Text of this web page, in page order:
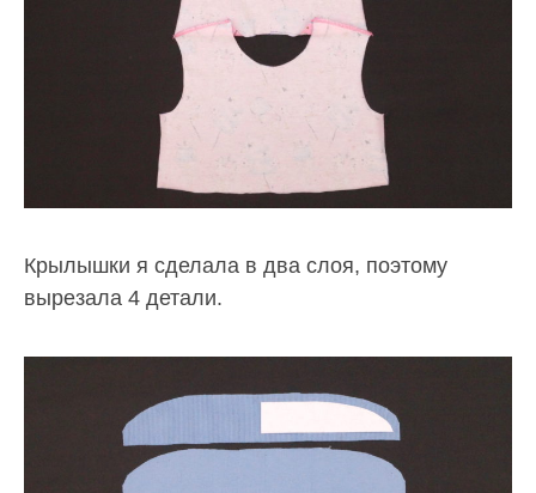
Крылышки я сделала в два слоя, поэтому
вырезала 4 детали.